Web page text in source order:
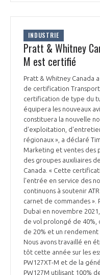
INDUSTRIE
Pratt & Whitney
M est certifié
Pratt & Whitney Canada
de certification
certification de type du
équipera les nouveaux
constituera la nouvelle
d'exploitation,
régionaux », a déclaré
Marketing et ventes des
des groupes auxiliaires
Canada. « Cette
l'entrée en service des
continuons à soutenir
carnet de commandes ».
Dubaï en novembre
de vol prolongé de 40%,
de 20% et un
Nous avons travaillé en
tôt cette année sur les
PW127XT-M et de la
PW127M utilisant 100%